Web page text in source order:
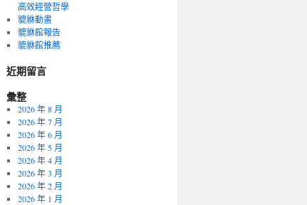
高效經營哲學
貔貅動畫
貔貅館報告
貔貅館推薦
近期留言
彙整
2026 年 8 月
2026 年 7 月
2026 年 6 月
2026 年 5 月
2026 年 4 月
2026 年 3 月
2026 年 2 月
2026 年 1 月